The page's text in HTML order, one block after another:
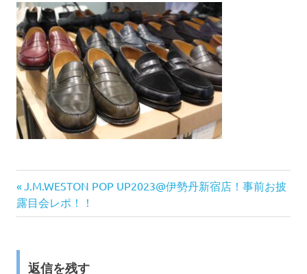
投
稿
ナ
前
の
記
J.M.WESTON POP UP2023@伊勢丹新宿店！事前お披
露目会レポ！！
返信を残す